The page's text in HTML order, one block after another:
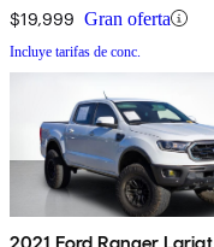
$19,999 Gran oferta
Incluye tarifas de conc.